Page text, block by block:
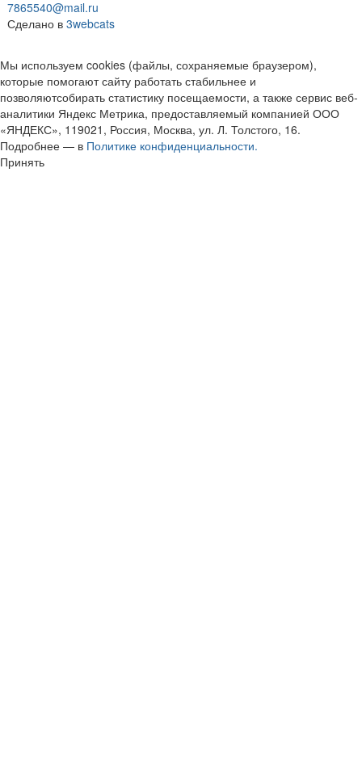
7865540@mail.ru
Сделано в 3webcats
Мы используем cookies (файлы, сохраняемые браузером),
которые помогают сайту работать стабильнее и
позволяютсобирать статистику посещаемости, а также сервис веб-
аналитики Яндекс Метрика, предоставляемый компанией ООО
«ЯНДЕКС», 119021, Россия, Москва, ул. Л. Толстого, 16.
Подробнее — в Политике конфиденциальности.
Принять